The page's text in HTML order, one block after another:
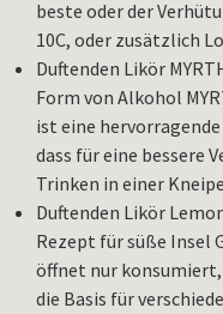
beste oder der
10C, oder zusätzlich
Duftenden Likör
Form von Alkohol
ist eine
dass für eine bessere
Trinken in einer
Duftenden Likör
Rezept für süße Insel
öffnet nur
die Basis für